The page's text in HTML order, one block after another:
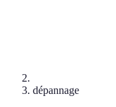
dépannage